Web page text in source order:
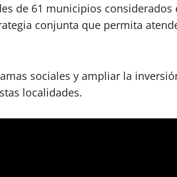
de 61 municipios
conjunta que permita
sociales y ampliar la
localidades.